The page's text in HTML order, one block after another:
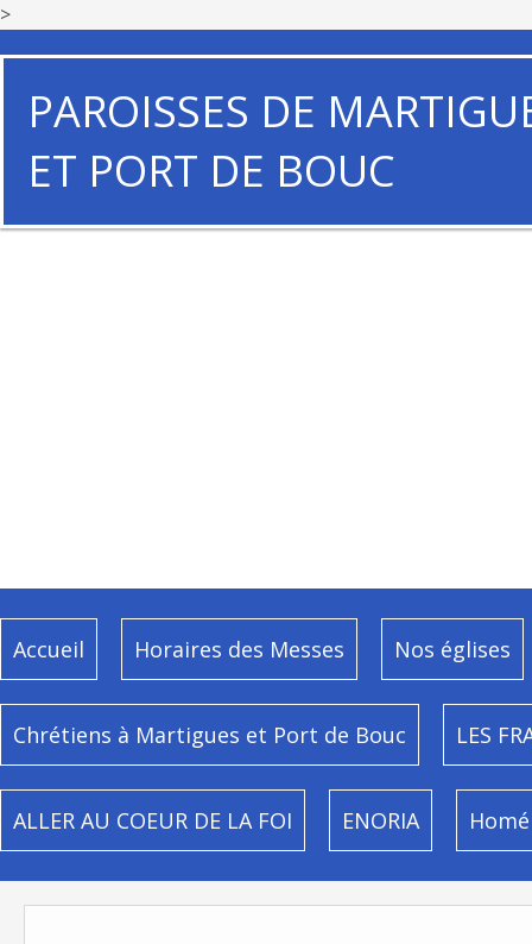
>
PAROISSES DE
ET PORT DE BOUC
Accueil Horaires des Messes Nos églises
Chrétiens à Martigues et Port de Bouc LES
ALLER AU COEUR DE LA FOI ENORIA